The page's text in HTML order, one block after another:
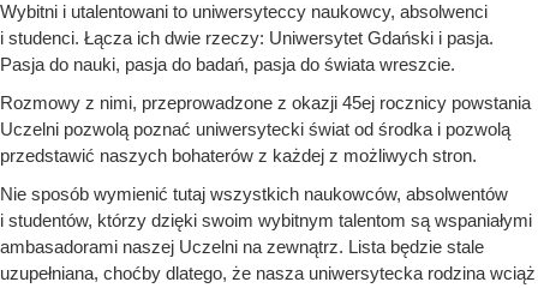
Wybitni i utalentowani to uniwersyteccy naukowcy, absolwenci
i studenci. Łącza ich dwie rzeczy: Uniwersytet Gdański i pasja.
Pasja do nauki, pasja do badań, pasja do świata wreszcie.
Rozmowy z nimi, przeprowadzone z okazji 45ej rocznicy powstania
Uczelni pozwolą poznać uniwersytecki świat od środka i pozwolą
przedstawić naszych bohaterów z każdej z możliwych stron.
Nie sposób wymienić tutaj wszystkich naukowców, absolwentów
i studentów, którzy dzięki swoim wybitnym talentom są wspaniałymi
ambasadorami naszej Uczelni na zewnątrz. Lista będzie stale
uzupełniana, choćby dlatego, że nasza uniwersytecka rodzina wciąż